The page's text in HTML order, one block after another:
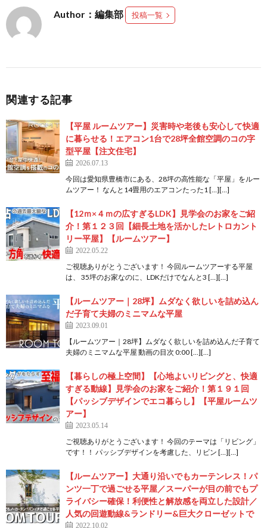
Author：編集部 投稿一覧
関連する記事
【平屋 ルームツアー】災害時や老後も安心して快適
に暮らせる！エアコン1台で28坪全館空調のコの字
型平屋【注文住宅】
2026.07.13
今回は愛知県豊橋市にある、28坪の高性能な「平屋」をルー
ムツアー！ なんと14畳用のエアコンたった1 […][…]
【12ｍ×４ｍの広すぎるLDK】見学会のお家をご紹
介！第１２３回【細長土地を活かしたレトロカント
リー平屋】【ルームツアー】
2022.05.22
ご視聴ありがとうございます！ 今回ルームツアーする平屋
は、 35坪のお家なのに、LDKだけでなんと3 […][…]
【ルームツアー｜28坪】ムダなく欲しいを詰め込ん
だ子育て夫婦のミニマムな平屋
2023.09.01
【ルームツアー｜28坪】ムダなく欲しいを詰め込んだ子育て
夫婦のミニマムな平屋 動画の目次 0:00​ […][…]
【暮らしの極上空間】【心地よいリビングと、快適
すぎる動線】見学会のお家をご紹介！第１９１回
【パッシブデザインでエコ暮らし】【平屋ルームツ
アー】
2023.05.14
ご視聴ありがとうございます！ 今回のテーマは「リビング」
です！！ パッシブデザインを考慮した、リビン […][…]
【ルームツアー】大通り沿いでもカーテンレス！パ
ンツ一丁で過ごせる平屋／スーパーが目の前でもプ
ライバシー確保！利便性と解放感を両立した設計／
人気の回遊動線&ランドリー&巨大クローゼットで
2022.10.02